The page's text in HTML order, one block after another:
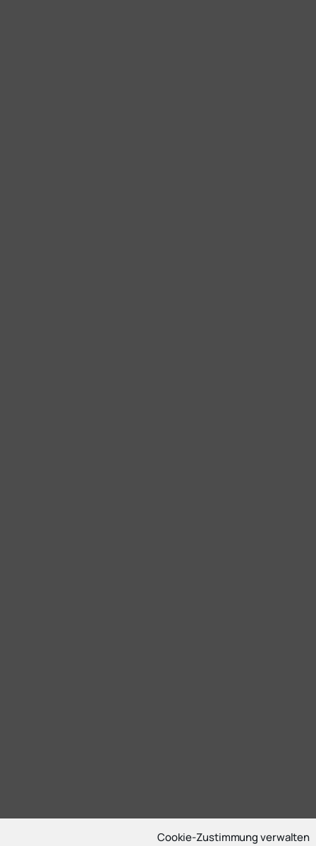
Cookie-Zustimmung verwalten